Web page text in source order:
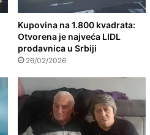
Kupovina na 1.800 kvadrata:
Otvorena je najveća LIDL
prodavnica u Srbiji
26/02/2026